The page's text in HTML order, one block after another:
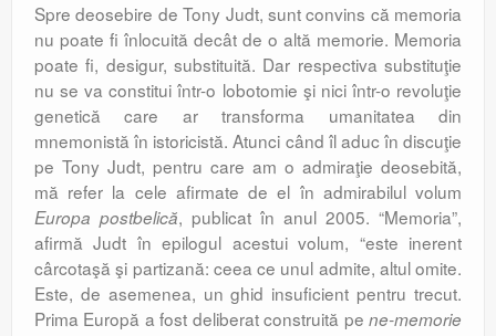
Spre deosebire de Tony Judt, sunt convins că memoria
nu poate fi înlocuită decât de o altă memorie. Memoria
poate fi, desigur, substituită. Dar respectiva substituţie
nu se va constitui într-o lobotomie şi nici într-o revoluţie
genetică care ar transforma umanitatea din
mnemonistă în istoricistă. Atunci când îl aduc în discuţie
pe Tony Judt, pentru care am o admiraţie deosebită,
mă refer la cele afirmate de el în admirabilul volum
Europa postbelică, publicat în anul 2005. “Memoria”,
afirmă Judt în epilogul acestui volum, “este inerent
cârcotaşă şi partizană: ceea ce unul admite, altul omite.
Este, de asemenea, un ghid insuficient pentru trecut.
Prima Europă a fost deliberat construită pe ne-memorie